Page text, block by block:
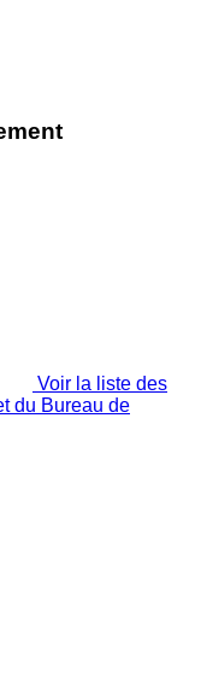
Voir la liste des
du Bureau de